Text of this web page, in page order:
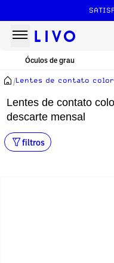
Óculos de grau
Lentes de contato
descarte mensal
/Lentes de contato
filtros